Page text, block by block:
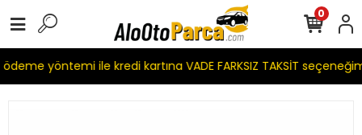
yöntemi ile kredi kartına VADE FARKSIZ TAKSİT
0